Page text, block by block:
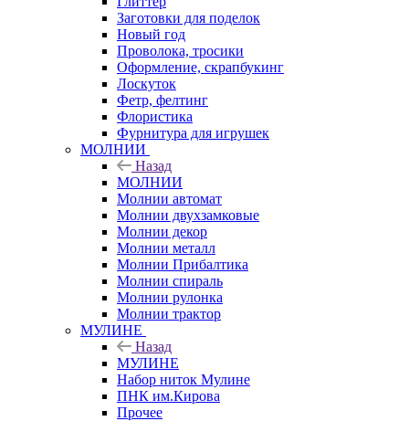
Заготовки для поделок
Новый год
Проволока, тросики
Оформление, скрапбукинг
Лоскуток
Фетр, фелтинг
Флористика
Фурнитура для игрушек
МОЛНИИ
Назад
МОЛНИИ
Молнии автомат
Молнии двухзамковые
Молнии декор
Молнии металл
Молнии Прибалтика
Молнии спираль
Молнии рулонка
Молнии трактор
МУЛИНЕ
Назад
МУЛИНЕ
Набор ниток Мулине
ПНК им.Кирова
Прочее